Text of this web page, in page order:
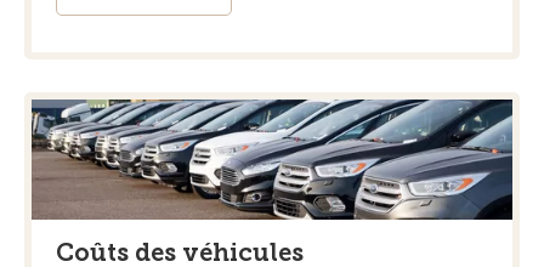
Coûts des véhicules